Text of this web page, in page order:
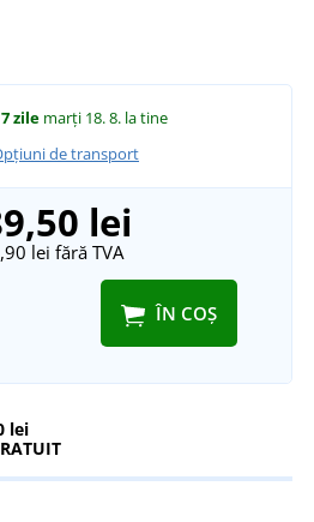
zile marți 18. 8. la tine
de transport
lei
lei fără TVA
ÎN COȘ
lei